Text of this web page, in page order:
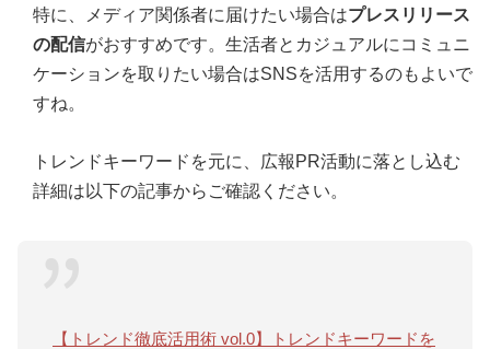
特に、メディア関係者に届けたい場合はプレスリリース
の配信がおすすめです。生活者とカジュアルにコミュニ
ケーションを取りたい場合はSNSを活用するのもよいで
すね。
トレンドキーワードを元に、広報PR活動に落とし込む
詳細は以下の記事からご確認ください。
【トレンド徹底活用術 vol.0】トレンドキーワードを